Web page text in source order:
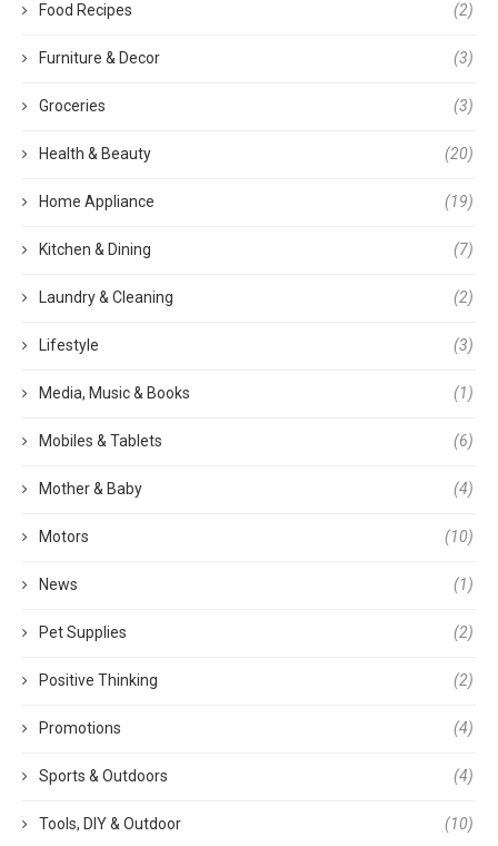
Food Recipes (2)
Furniture & Decor (3)
Groceries (3)
Health & Beauty (20)
Home Appliance (19)
Kitchen & Dining (7)
Laundry & Cleaning (2)
Lifestyle (3)
Media, Music & Books (1)
Mobiles & Tablets (6)
Mother & Baby (4)
Motors (10)
News (1)
Pet Supplies (2)
Positive Thinking (2)
Promotions (4)
Sports & Outdoors (4)
Tools, DIY & Outdoor (10)